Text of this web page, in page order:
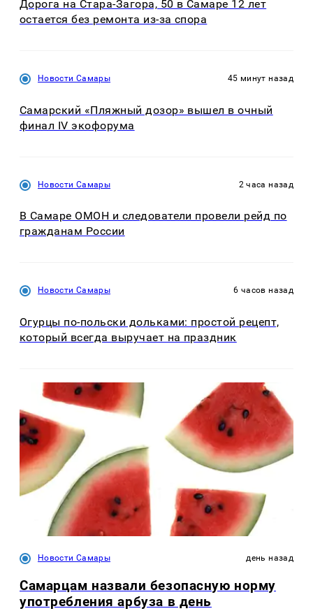
Дорога на Стара-Загора, 50 в Самаре 12 лет
остается без ремонта из-за спора
Новости Самары 45 минут назад
Самарский «Пляжный дозор» вышел в очный
финал IV экофорума
Новости Самары 2 часа назад
В Самаре ОМОН и следователи провели рейд по
гражданам России
Новости Самары 6 часов назад
Огурцы по‑польски дольками: простой рецепт,
который всегда выручает на праздник
Новости Самары день назад
Самарцам назвали безопасную норму
употребления арбуза в день